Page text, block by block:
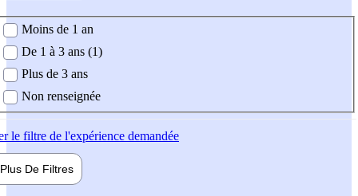
demandée
Moins de 1 an
De 1 à 3 ans (1)
Plus de 3 ans
Non renseignée
le filtre de l'expérience demandée
Plus De Filtres